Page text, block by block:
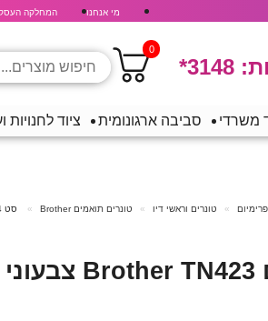
מי אנחנו המחלקה
*3148
0
משרדי סביבה ארגונומית ציוד לחנויות
טונרים וראשי דיו טונרים תואמים Brother
סט 4 ‏טונרים Brother TN423 צבעוני